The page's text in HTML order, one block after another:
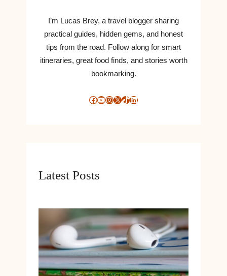
I’m Lucas Brey, a travel blogger sharing
practical guides, hidden gems, and honest
tips from the road. Follow along for smart
itineraries, great food finds, and stories worth
bookmarking.
Facebook YouTube InstagramX TikTok LinkedIn
Latest Posts